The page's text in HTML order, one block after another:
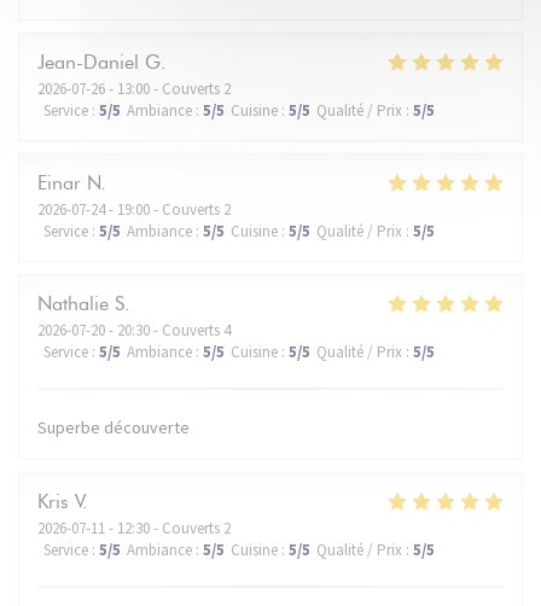
Jean-Daniel G
2026-07-26- 13:00 - Couverts 2
Service : 5/5 Ambiance : 5/5 Cuisine : 5/5 Qualité / Prix : 5/5
Einar N
2026-07-24- 19:00 - Couverts 2
Service : 5/5 Ambiance : 5/5 Cuisine : 5/5 Qualité / Prix : 5/5
Nathalie S
2026-07-20- 20:30 - Couverts 4
Service : 5/5 Ambiance : 5/5 Cuisine : 5/5 Qualité / Prix : 5/5
Superbe découverte
Kris V
2026-07-11- 12:30 - Couverts 2
Service : 5/5 Ambiance : 5/5 Cuisine : 5/5 Qualité / Prix : 5/5